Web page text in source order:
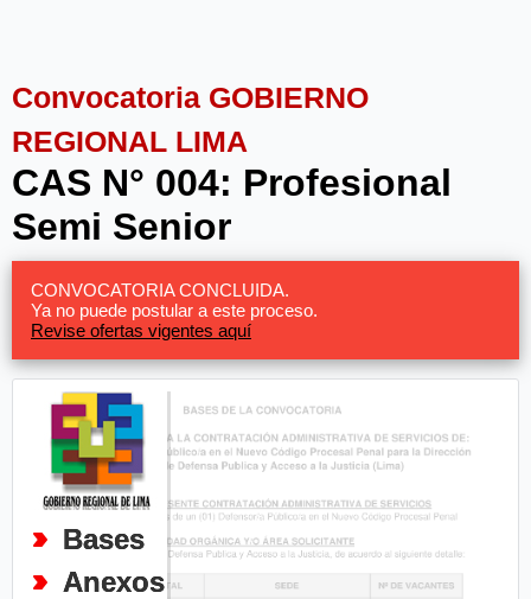
Convocatoria GOBIERNO
REGIONAL LIMA
CAS N° 004: Profesional
Semi Senior
CONVOCATORIA CONCLUIDA.
Ya no puede postular a este proceso.
Revise ofertas vigentes aquí
Bases
Anexos